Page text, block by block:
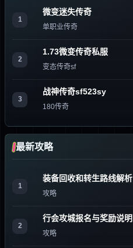
1
微变迷失传奇
单职业传奇
2
1.73微变传奇私服
变态传奇sf
3
战神传奇sf523sy
180传奇
最新攻略
1
装备回收和转生路线解析
攻略
2
行会攻城报名与奖励说明
攻略